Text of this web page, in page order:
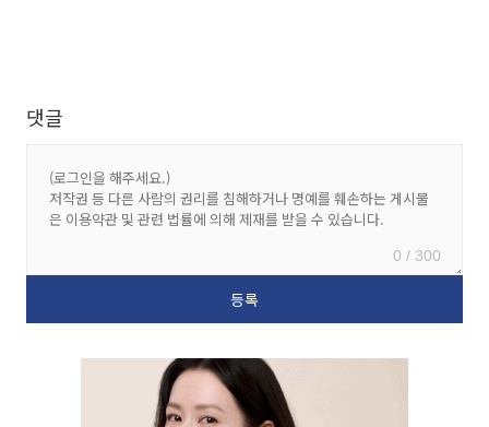
댓글
0 / 300